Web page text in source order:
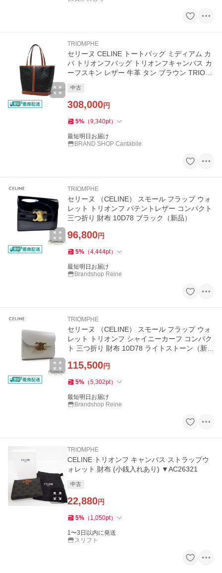
TRIOMPHE
セリーヌ CELINE トートバッグ ミディアム カ
バ トリオンフバッグ トリオンフキャンバス カ
ーフスキン レザー 牛革 タン ブラウン TRIOM
中古
308,000円
5% （9,340pt）
最短明日お届け
BRAND SHOP Cantabile
TRIOMPHE
セリーヌ （CELINE） スモール フラップ ウォ
レット トリオンフ パテントレザー コンパクト
三つ折り 財布 10D78 ブラック（新品）
96,800円
5% （4,444pt）
最短明日お届け
Brandshop Reine
TRIOMPHE
セリーヌ （CELINE） スモール フラップ ウォ
レット トリオンフ シャイニーカーフ コンパク
ト 三つ折り 財布 10D78 ライトストーン（新
115,500円
5% （5,302pt）
最短明日お届け
Brandshop Reine
TRIOMPHE
CELINE トリオンフ キャンバス ストラップウ
ォレット 財布 (小銭入れあり) ▼AC26321
中古
22,880円
5% （ 1,050pt）
1〜3日以内に発送
スリフト